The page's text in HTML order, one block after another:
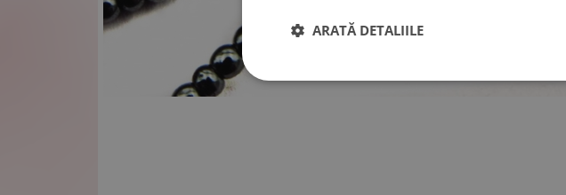
ARATĂ DETALIILE